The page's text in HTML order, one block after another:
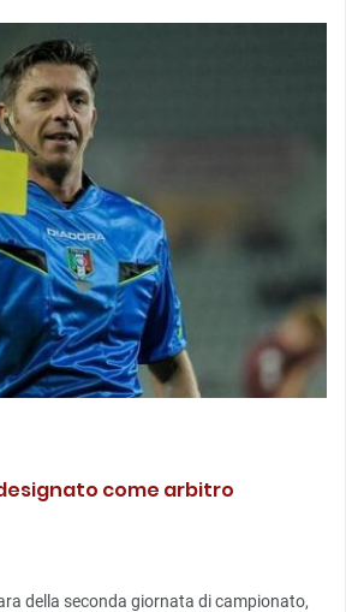
come arbitro
della seconda giornata di campionato,